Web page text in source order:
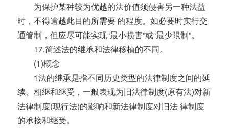
为保护某种较为优越的法价值须侵害另一种法益
时，不得逾越此目的所需要 的程度。如必要时实行交
通管制，但应尽可能实现“最小损害”或“最少限制”。
17.简述法的继承和法律移植的不同。
(1)概念
1法的继承是指不同历史类型的法律制度之间的延
续、相继和继受，一般表现为旧法律制度(原有法)对新
法律制度(现行法)的影响和新法律制度对旧法 律制度
的承接和继受。